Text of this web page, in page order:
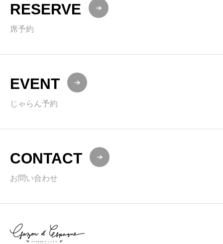
RESERVE
席予約
EVENT
じゃらん予約
CONTACT
お問い合わせ